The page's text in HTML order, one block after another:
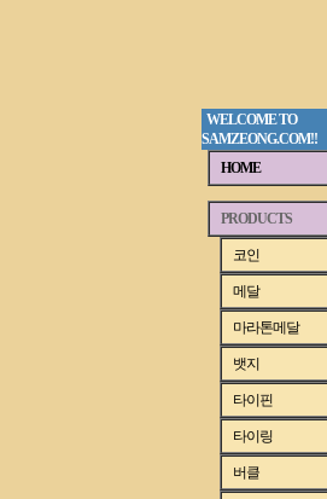
WELCOME TO
SAMZEONG.COM!!
HOME
PRODUCTS
코인
메달
마라톤메달
뱃지
타이핀
타이링
버클